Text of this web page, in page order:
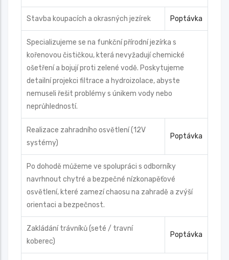
Stavba koupacích a okrasných jezírek Poptávka
Specializujeme se na funkční přírodní jezírka s
kořenovou čističkou, která nevyžadují chemické
ošetření a bojují proti zelené vodě. Poskytujeme
detailní projekci filtrace a hydroizolace, abyste
nemuseli řešit problémy s únikem vody nebo
neprůhledností.
Realizace zahradního osvětlení (12V
systémy)
Poptávka
Po dohodě můžeme ve spolupráci s odborníky
navrhnout chytré a bezpečné nízkonapěťové
osvětlení, které zamezí chaosu na zahradě a zvýší
orientaci a bezpečnost.
Zakládání trávníků (seté / travní
koberec)
Poptávka